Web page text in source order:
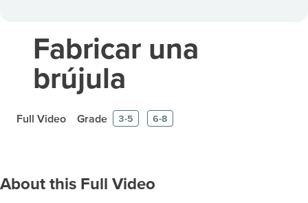
Fabricar una
brújula
Full Video Grade 3-5 6-8
About this Full Video